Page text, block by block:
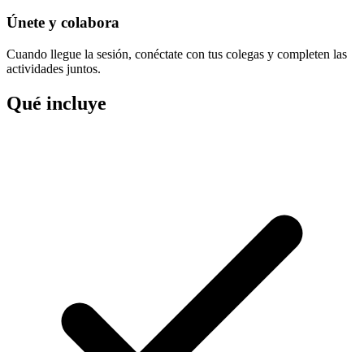
Únete y colabora
Cuando llegue la sesión, conéctate con tus colegas y completen las
actividades juntos.
Qué incluye